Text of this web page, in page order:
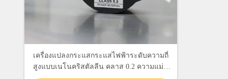
เครื่องแปลงกระแสกระแสไฟฟ้าระดับความถี่
สูงแบบเนโนคริสตัลลีน คลาส 0.2 ความแม่น